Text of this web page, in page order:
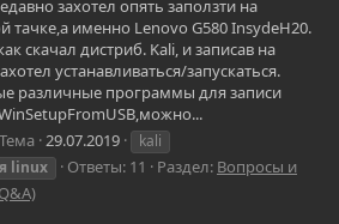
захотел опять заползти на
тачке,а именно Lenovo G580 InsydeH20.
скачал дистриб. Kali, и записав на
устанавливаться/запускаться.
различные программы для записи
Тема 29.07.2019
kali
linux Ответы: 11 Раздел: Вопросы и